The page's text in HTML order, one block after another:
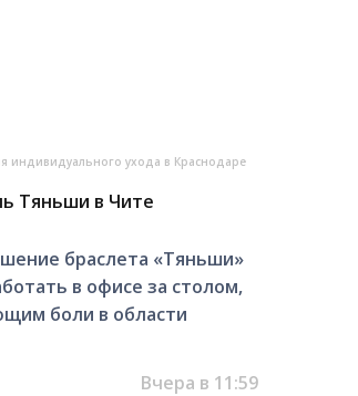
индивидуального ухода в Краснодаре
Тяньши в Чите
браслета «Тяньши»
в офисе за столом,
боли в области
Вчера в 11:59